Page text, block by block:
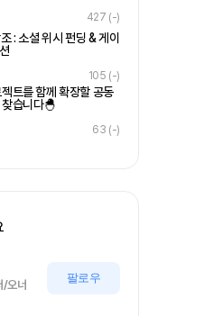
427 (-)
: 소셜 위시 펀딩 & 게이
105 (-)
트를 함께 확장할 공동
습니다🐣
63 (-)
/오너
팔로우